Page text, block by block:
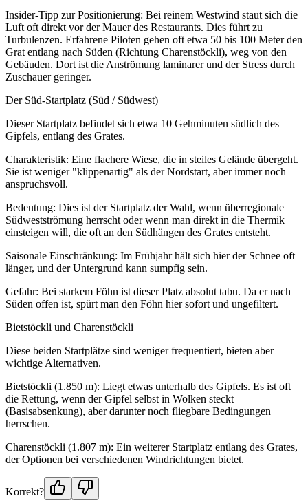
Insider-Tipp zur Positionierung: Bei reinem Westwind staut sich die
Luft oft direkt vor der Mauer des Restaurants. Dies führt zu
Turbulenzen. Erfahrene Piloten gehen oft etwa 50 bis 100 Meter den
Grat entlang nach Süden (Richtung Charenstöckli), weg von den
Gebäuden. Dort ist die Anströmung laminarer und der Stress durch
Zuschauer geringer.
Der Süd-Startplatz (Süd / Südwest)
Dieser Startplatz befindet sich etwa 10 Gehminuten südlich des
Gipfels, entlang des Grates.
Charakteristik: Eine flachere Wiese, die in steiles Gelände übergeht.
Sie ist weniger "klippenartig" als der Nordstart, aber immer noch
anspruchsvoll.
Bedeutung: Dies ist der Startplatz der Wahl, wenn überregionale
Südwestströmung herrscht oder wenn man direkt in die Thermik
einsteigen will, die oft an den Südhängen des Grates entsteht.
Saisonale Einschränkung: Im Frühjahr hält sich hier der Schnee oft
länger, und der Untergrund kann sumpfig sein.
Gefahr: Bei starkem Föhn ist dieser Platz absolut tabu. Da er nach
Süden offen ist, spürt man den Föhn hier sofort und ungefiltert.
Bietstöckli und Charenstöckli
Diese beiden Startplätze sind weniger frequentiert, bieten aber
wichtige Alternativen.
Bietstöckli (1.850 m): Liegt etwas unterhalb des Gipfels. Es ist oft
die Rettung, wenn der Gipfel selbst in Wolken steckt
(Basisabsenkung), aber darunter noch fliegbare Bedingungen
herrschen.
Charenstöckli (1.807 m): Ein weiterer Startplatz entlang des Grates,
der Optionen bei verschiedenen Windrichtungen bietet.
Korrekt?